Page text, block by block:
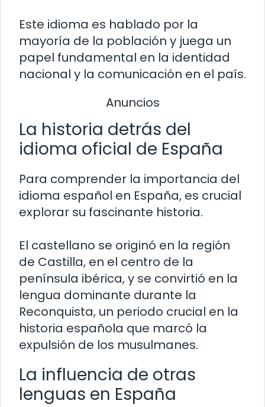
Este idioma es hablado por la
mayoría de la población y juega un
papel fundamental en la identidad
nacional y la comunicación en el país.
Anuncios
La historia detrás del
idioma oficial de España
Para comprender la importancia del
idioma español en España, es crucial
explorar su fascinante historia.
El castellano se originó en la región
de Castilla, en el centro de la
península ibérica, y se convirtió en la
lengua dominante durante la
Reconquista, un periodo crucial en la
historia española que marcó la
expulsión de los musulmanes.
La influencia de otras
lenguas en España